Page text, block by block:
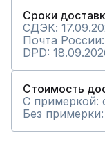
Сроки
СДЭК:
Почта
DPD:
Стоимость
С примеркой:
Без